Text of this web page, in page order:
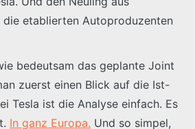
die etablierten Autoproduzenten
bedeutsam das geplante Joint
zuerst einen Blick auf die Ist-
Tesla ist die Analyse einfach. Es
In ganz Europa. Und so simpel,